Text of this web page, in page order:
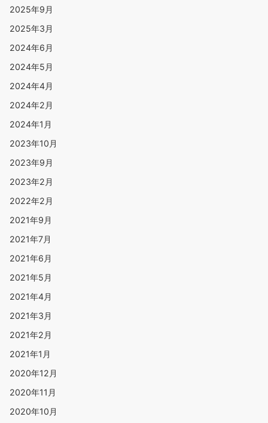
2025年9月
2025年3月
2024年6月
2024年5月
2024年4月
2024年2月
2024年1月
2023年10月
2023年9月
2023年2月
2022年2月
2021年9月
2021年7月
2021年6月
2021年5月
2021年4月
2021年3月
2021年2月
2021年1月
2020年12月
2020年11月
2020年10月